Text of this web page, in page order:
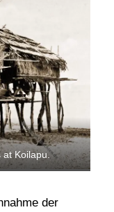
at Koilapu.
der